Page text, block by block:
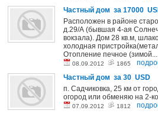
Частный дом за 17000
Расположен в районе
д.29/А (бывшая 4-ая
вокзала). Дом 28 кв.м,
холодная
Отопление печное (зимой...
08.09.2012 1865
Частный дом за 30 USD
п. Садчиковка, 25 км от
огород или обменяю на 2-
07.09.2012 1812